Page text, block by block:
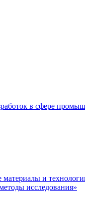
в сфере
и
исследования»